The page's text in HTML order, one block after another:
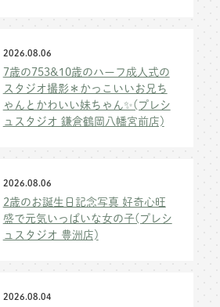
2026.08.06
7歳の753&10歳のハーフ成人式の
スタジオ撮影＊かっこいいお兄ち
ゃんとかわいい妹ちゃん✨(プレシ
ュスタジオ 鎌倉鶴岡八幡宮前店)
2026.08.06
2歳のお誕生日記念写真 好奇心旺
盛で元気いっぱいな女の子(プレシ
ュスタジオ 豊洲店)
2026.08.04